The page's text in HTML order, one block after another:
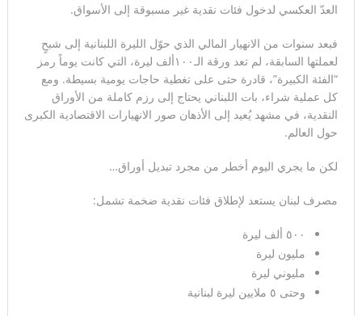
فرنسا تخرج ببطء من قلب الجحيم… لكن الخطر لا يزال مشتعلاً
اليابان تكسر أحد أكبر محرمات ما بعد الحرب العالمية الثانية…
ثورة استخباراتية تعيد رسم موازين القوة في آسيا
زلزال بقوة ٧٫١ درجات يهزّ اليابان.. إنذار تسونامي وانهيارات
وإجلاء مئات الآلاف في كيوشو
لاندو نوريس ينهي انتظاراً دام ٨ أشهر… ويُعيد مكلارين إلى منصة
الانتصار في سباق المجر
العدّ العكسي لدخول فئات نقدية غير مسبوقة إلى الأسواق.
فبعد سنوات من الانهيار المالي الذي حوّل الليرة اللبنانية إلى شبحٍ
لعملتها السابقة، لم تعد ورقة الـ۱۰۰ألف ليرة، التي كانت يوماً رمز
“الفئة الكبيرة”، قادرة حتى على تغطية حاجات يومية بسيطة. ومع
كل عملية شراء، بات اللبناني يحتاج إلى رزم كاملة من الأوراق
النقدية، في مشهد يُعيد إلى الأذهان صور الانهيارات الاقتصادية الكبرى
حول العالم.
لكن ما يجري اليوم أخطر من مجرد تبديل أوراق…
مصرف لبنان يستعد لإطلاق فئات نقدية ضخمة تشمل:
٥۰۰ ألف ليرة
مليون ليرة
مليوني ليرة
وحتى ٥ ملايين ليرة لبنانية